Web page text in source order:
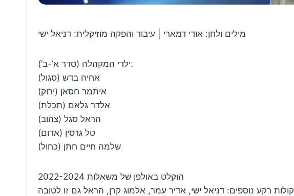
מילים ולחן: אודי דמארי | עיבוד והפקה מוזיקלית: דניאל ישי
ילדי המקהלה (סדר א’-ב’):
אחיה בדש (סגול)
איתמר חסאן (ירוק)
אלדר גלאם (תכלת)
הראל סגל (צהוב)
טל גרסין (אדום)
שלמה חיים חתן (כחול)
הוקלט באולפן של משאלות 2022-2024
קולות רקע נוספים: דניאל ישי, אדיר עמר, אלמוג קרן, הראל גם זו לטובה